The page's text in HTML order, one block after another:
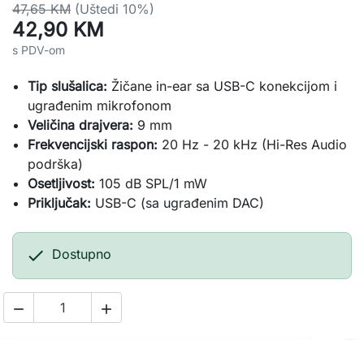
47,65 KM (Uštedi 10%)
42,90 KM
s PDV-om
Tip slušalica: Žičane in-ear sa USB-C konekcijom i
ugrađenim mikrofonom
Veličina drajvera: 9 mm
Frekvencijski raspon: 20 Hz - 20 kHz (Hi-Res Audio
podrška)
Osetljivost: 105 dB SPL/1 mW
Priključak: USB-C (sa ugrađenim DAC)
 Dostupno
 